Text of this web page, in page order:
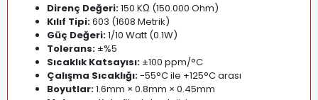
Direnç Değeri:150 KΩ (150.000 Ohm)
Kılıf Tipi:603 (1608 Metrik)
Güç Değeri:1/10 Watt (0.1W)
Tolerans: ±%5
Sıcaklık Katsayısı: ±100 ppm/°C
Çalışma Sıcaklığı:-55°C ile +125°C arası
Boyutlar:1.6mm × 0.8mm × 0.45mm